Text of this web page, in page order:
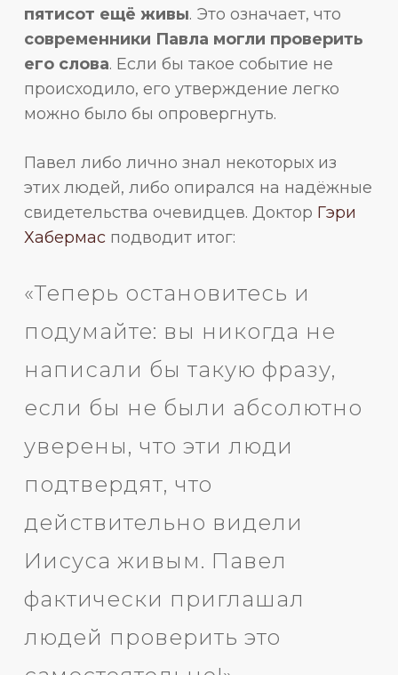
пятисот ещё живы. Это означает, что
современники Павла могли проверить
его слова. Если бы такое событие не
происходило, его утверждение легко
можно было бы опровергнуть.
Павел либо лично знал некоторых из
этих людей, либо опирался на надёжные
свидетельства очевидцев. Доктор Гэри
Хабермас подводит итог:
«Теперь остановитесь и
подумайте: вы никогда не
написали бы такую фразу,
если бы не были абсолютно
уверены, что эти люди
подтвердят, что
действительно видели
Иисуса живым. Павел
фактически приглашал
людей проверить это